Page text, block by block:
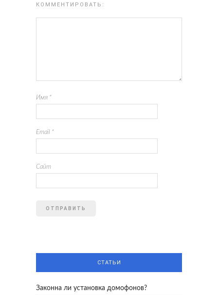
КОММЕНТИРОВАТЬ:
Имя *
Email *
Сайт
СТАТЬИ
Законна ли установка домофонов?